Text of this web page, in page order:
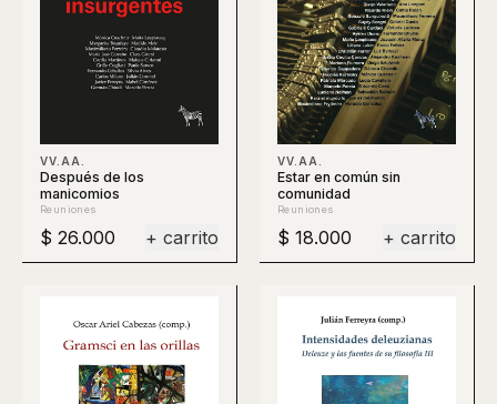
VV.AA.
Después de los
manicomios
Reuniones
$ 26.000 + carrito
VV.AA.
Estar en común sin
comunidad
Reuniones
$ 18.000 + carrito